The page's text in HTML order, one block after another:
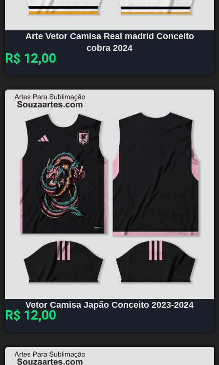
Arte Vetor Camisa Real madrid Conceito
cobra 2024
R$ 12,00
Vetor Camisa Japão Conceito 2023-2024
R$ 12,00